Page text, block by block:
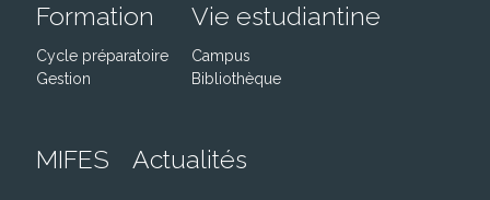
Formation
Cycle préparatoire
Gestion
Vie estudiantine
Campus
Bibliothèque
MIFES Actualités